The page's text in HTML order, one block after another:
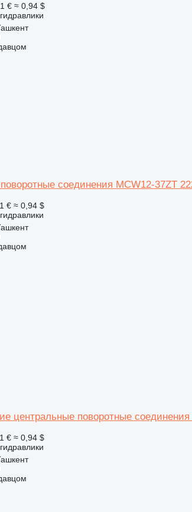
€ ≈ 0,94 $
соединения MCW12-37ZT
€ ≈ 0,94 $
центральные поворотные
€ ≈ 0,94 $